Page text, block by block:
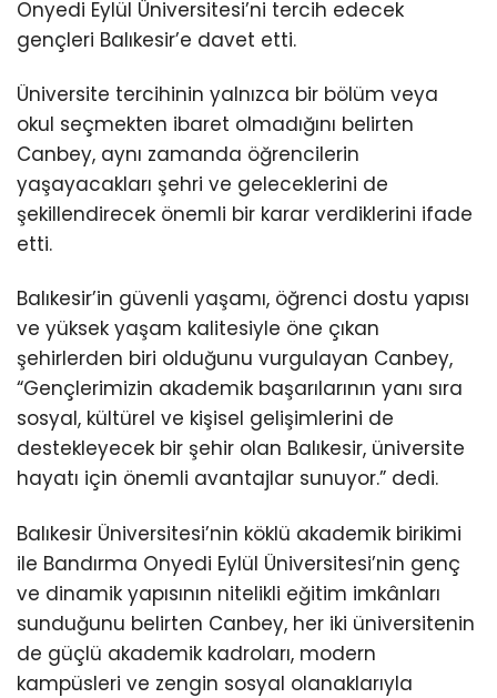
Onyedi Eylül Üniversitesi’ni tercih edecek
gençleri Balıkesir’e davet etti.
Üniversite tercihinin yalnızca bir bölüm veya
okul seçmekten ibaret olmadığını belirten
Canbey, aynı zamanda öğrencilerin
yaşayacakları şehri ve geleceklerini de
şekillendirecek önemli bir karar verdiklerini ifade
etti.
Balıkesir’in güvenli yaşamı, öğrenci dostu yapısı
ve yüksek yaşam kalitesiyle öne çıkan
şehirlerden biri olduğunu vurgulayan Canbey,
“Gençlerimizin akademik başarılarının yanı sıra
sosyal, kültürel ve kişisel gelişimlerini de
destekleyecek bir şehir olan Balıkesir, üniversite
hayatı için önemli avantajlar sunuyor.” dedi.
Balıkesir Üniversitesi’nin köklü akademik birikimi
ile Bandırma Onyedi Eylül Üniversitesi’nin genç
ve dinamik yapısının nitelikli eğitim imkânları
sunduğunu belirten Canbey, her iki üniversitenin
de güçlü akademik kadroları, modern
kampüsleri ve zengin sosyal olanaklarıyla